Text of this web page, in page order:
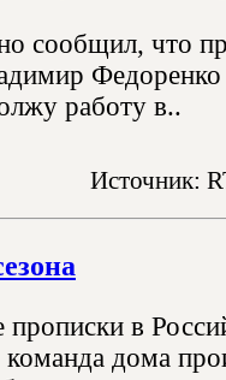
сообщил, что
Федоренко
работу в..
Источник:
в
дома